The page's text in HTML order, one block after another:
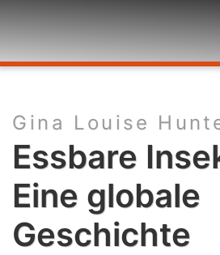
Gina Louise
Essbare
Eine globale
Geschichte